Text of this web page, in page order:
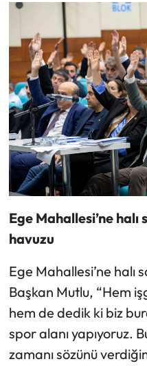
Ege Mahallesi’ne halı
havuzu
Ege Mahallesi’ne halı
Başkan Mutlu, “Hem
hem de dedik ki biz
spor alanı yapıyoruz.
zamanı sözünü